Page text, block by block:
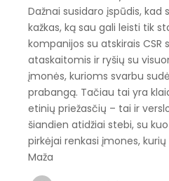
Dažnai susidaro įspūdis,
kažkas, ką sau gali leisti tik
kompanijos su atskirais CSR
ataskaitomis ir ryšių su
įmonės, kurioms svarbu
prabangą. Tačiau tai yra
etinių priežasčių – tai ir
šiandien atidžiai stebi, su
pirkėjai renkasi įmones,
Maža